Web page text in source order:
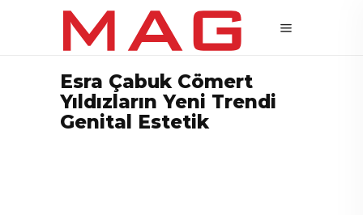
Esra Çabuk Cömert
Yıldızların Yeni Trendi
Genital Estetik